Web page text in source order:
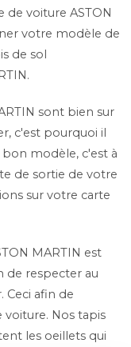
de voiture ASTON
votre modèle de
de sol
sont bien sur
c'est pourquoi il
modèle, c'est à
de sortie de votre
sur votre carte
MARTIN est
de respecter au
Ceci afin de
Nos tapis
les oeillets qui